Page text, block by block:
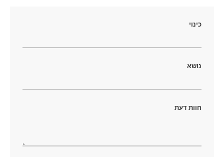
כינוי
נושא
חוות דעת